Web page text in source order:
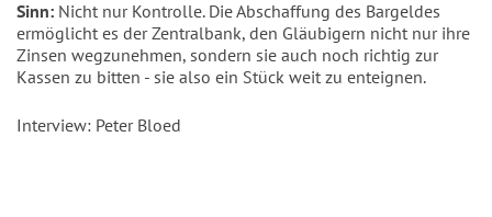
Sinn: Nicht nur Kontrolle. Die Abschaffung des Bargeldes
ermöglicht es der Zentralbank, den Gläubigern nicht nur ihre
Zinsen wegzunehmen, sondern sie auch noch richtig zur
Kassen zu bitten - sie also ein Stück weit zu enteignen.
Interview: Peter Bloed